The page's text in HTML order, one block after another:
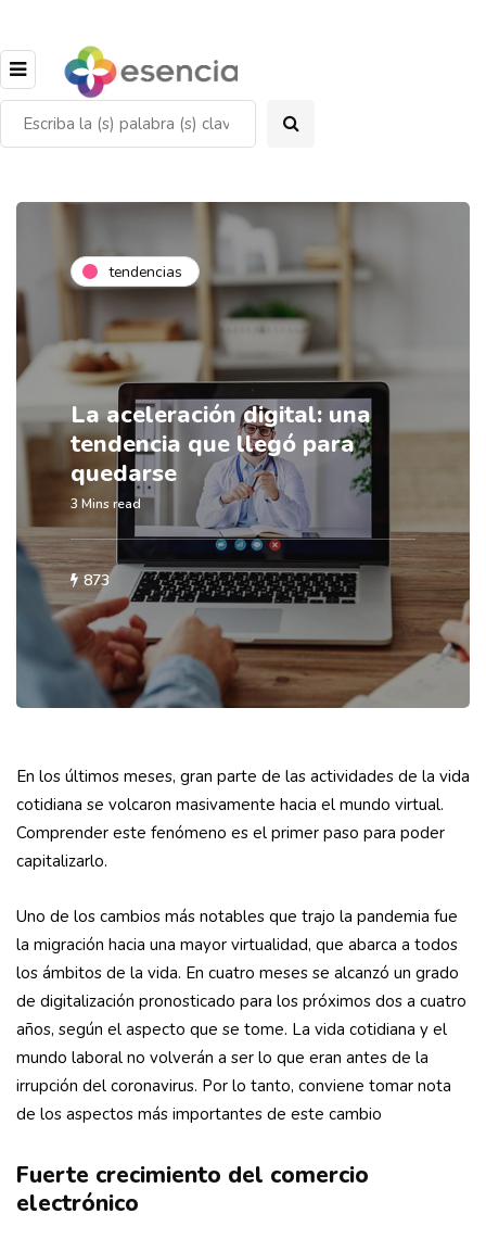
tendencias
La aceleración digital: una
tendencia que llegó para
quedarse
3 Mins read
873
En los últimos meses, gran parte de las actividades de la vida
cotidiana se volcaron masivamente hacia el mundo virtual.
Comprender este fenómeno es el primer paso para poder
capitalizarlo.
Uno de los cambios más notables que trajo la pandemia fue
la migración hacia una mayor virtualidad, que abarca a todos
los ámbitos de la vida. En cuatro meses se alcanzó un grado
de digitalización pronosticado para los próximos dos a cuatro
años, según el aspecto que se tome. La vida cotidiana y el
mundo laboral no volverán a ser lo que eran antes de la
irrupción del coronavirus. Por lo tanto, conviene tomar nota
de los aspectos más importantes de este cambio
Fuerte crecimiento del comercio
electrónico